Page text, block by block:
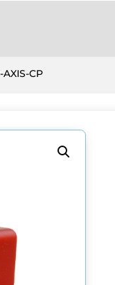
CP